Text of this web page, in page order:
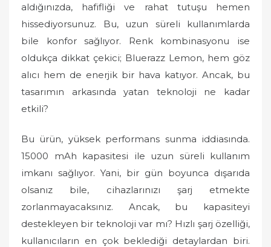
aldığınızda, hafifliği ve rahat tutuşu hemen
hissediyorsunuz. Bu, uzun süreli kullanımlarda
bile konfor sağlıyor. Renk kombinasyonu ise
oldukça dikkat çekici; Bluerazz Lemon, hem göz
alıcı hem de enerjik bir hava katıyor. Ancak, bu
tasarımın arkasında yatan teknoloji ne kadar
etkili?
Bu ürün, yüksek performans sunma iddiasında.
15000 mAh kapasitesi ile uzun süreli kullanım
imkanı sağlıyor. Yani, bir gün boyunca dışarıda
olsanız bile, cihazlarınızı şarj etmekte
zorlanmayacaksınız. Ancak, bu kapasiteyi
destekleyen bir teknoloji var mı? Hızlı şarj özelliği,
kullanıcıların en çok beklediği detaylardan biri.